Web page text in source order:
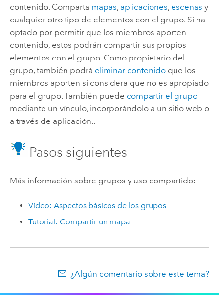
contenido. Comparta mapas, aplicaciones, escenas y
cualquier otro tipo de elementos con el grupo.Si ha
optado por permitir que los miembros aporten
contenido, estos podrán compartir sus propios
elementos con el grupo. Como propietario del
grupo, también podrá eliminar contenidoque los
miembros aporten si considera que no es apropiado
para el grupo. También puede compartir el grupo
mediante un vínculo, incorporándolo a un sitio web o
a través de aplicación..
Pasos siguientes
Más información sobre grupos y uso compartido:
Vídeo: Aspectos básicos de los grupos
Tutorial: Compartir un mapa
¿Algún comentario sobre este tema?